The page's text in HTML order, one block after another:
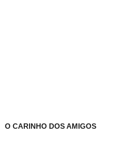
O CARINHO DOS AMIGOS